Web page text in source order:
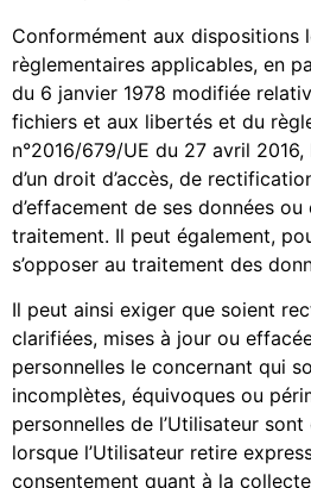
Conformément aux dispositions
règlementaires applicables, en
du 6 janvier 1978 modifiée
fichiers et aux libertés et du
n°2016/679/UE du 27 avril
d’un droit d’accès, de
d’effacement de ses données
traitement. Il peut également,
s’opposer au traitement des
Il peut ainsi exiger que soient
clarifiées, mises à jour ou
personnelles le concernant qui
incomplètes, équivoques ou
personnelles de l’Utilisateur
lorsque l’Utilisateur retire
consentement quant à la